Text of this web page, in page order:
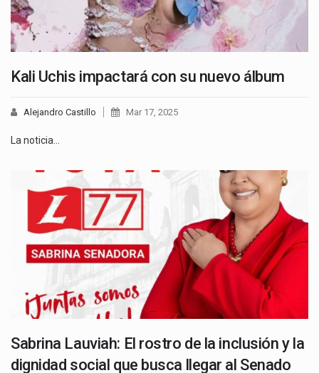
Kali Uchis impactará con su nuevo álbum
Alejandro Castillo Mar 17, 2025
La noticia…
Sabrina Lauviah: El rostro de la inclusión y la
dignidad social que busca llegar al Senado